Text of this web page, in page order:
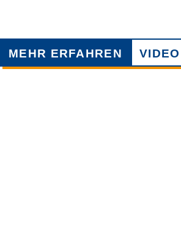
MEHR ERFAHREN